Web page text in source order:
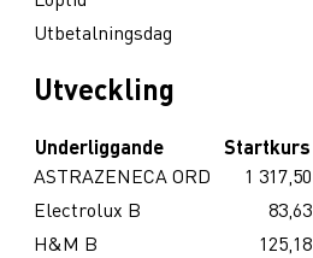
Utbetalningsdag
Utveckling
Underliggande Startkurs
ASTRAZENECA ORD
1 317,50
Electrolux B
83,63
H&M B
125,18